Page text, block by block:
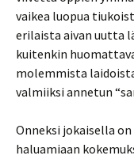
vaikea luopua
erilaista aivan uutta
kuitenkin
molemmista
valmiiksi annetun
Onneksi jokaisella
haluamiaan